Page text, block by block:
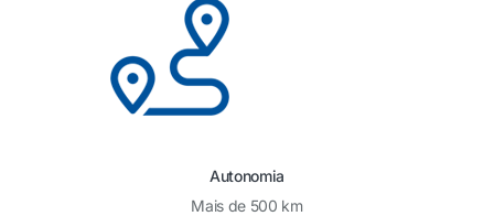
Autonomia
Mais de 500 km